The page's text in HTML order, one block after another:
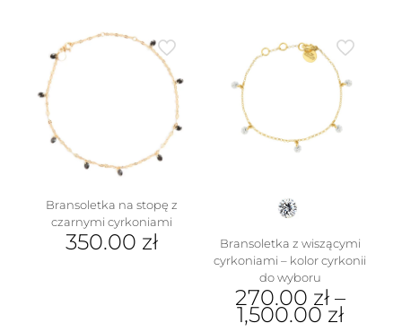
wiele
wariantów.
stronie
Bransoletka na stopę z
czarnymi cyrkoniami
350.00 zł
Bransoletka z wiszącymi
cyrkoniami – kolor cyrkonii
do wyboru
270.00 zł–
1,500.00 zł